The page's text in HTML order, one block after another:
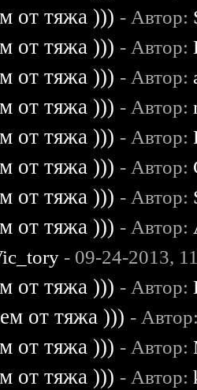
от тяжа ))) - Автор:
от тяжа ))) - Автор:
от тяжа ))) - Автор:
от тяжа ))) - Автор:
от тяжа ))) - Автор:
от тяжа ))) - Автор:
от тяжа ))) - Автор:
от тяжа ))) - Автор:
- 09-24-2013,
от тяжа ))) - Автор:
от тяжа ))) -
от тяжа ))) - Автор:
от тяжа ))) - Автор: